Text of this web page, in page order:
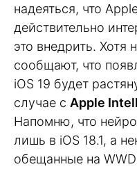
надеяться, что
действительно
это внедрить. Хотя
сообщают, что
iOS 19 будет
случае с Apple
Напомню, что
лишь в iOS 18.1, а
обещанные на